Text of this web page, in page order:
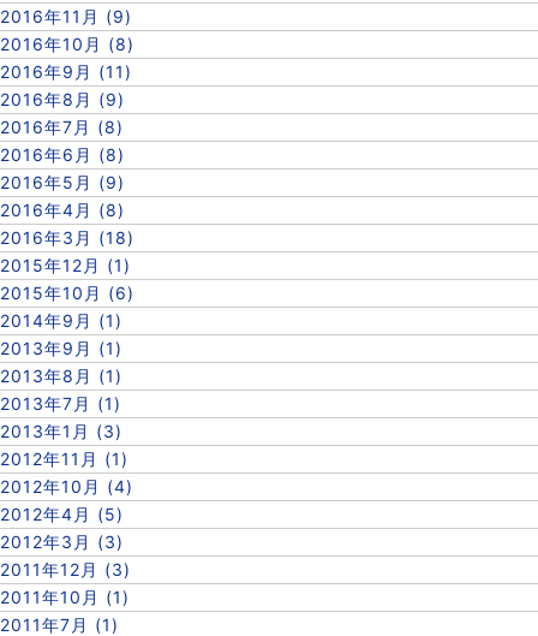
2016年11月 (9)
2016年10月 (8)
2016年9月 (11)
2016年8月 (9)
2016年7月 (8)
2016年6月 (8)
2016年5月 (9)
2016年4月 (8)
2016年3月 (18)
2015年12月 (1)
2015年10月 (6)
2014年9月 (1)
2013年9月 (1)
2013年8月 (1)
2013年7月 (1)
2013年1月 (3)
2012年11月 (1)
2012年10月 (4)
2012年4月 (5)
2012年3月 (3)
2011年12月 (3)
2011年10月 (1)
2011年7月 (1)